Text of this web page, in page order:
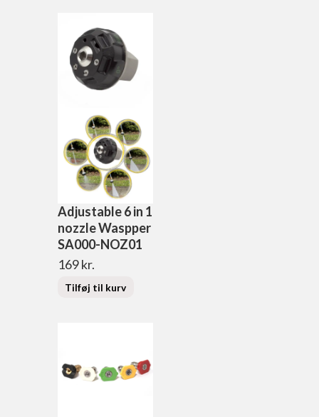
Adjustable 6 in 1
nozzle Waspper
SA000-NOZ01
169kr.
Tilføj til kurv